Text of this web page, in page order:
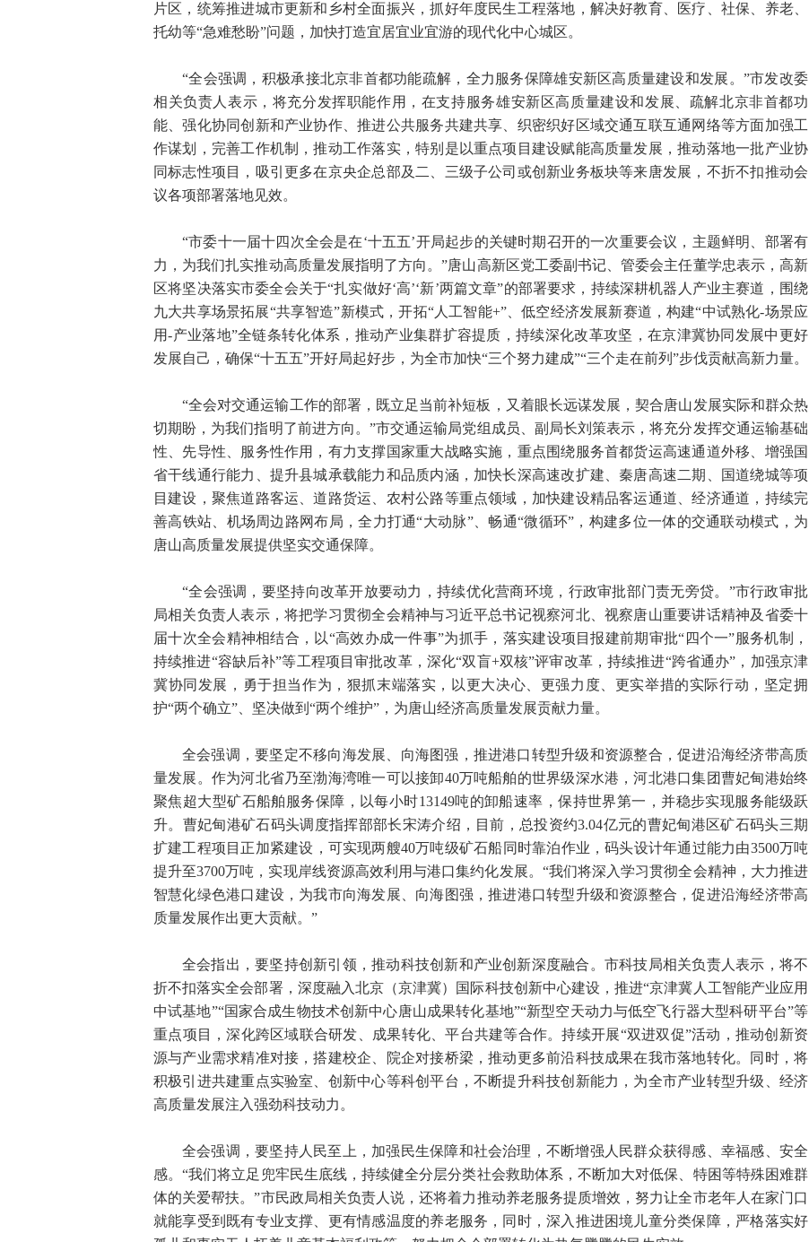
片区，统筹推进城市更新和乡村全面振兴，抓好年度民生工程落地，解决好教育、医疗、社保、养老、
托幼等“急难愁盼”问题，加快打造宜居宜业宜游的现代化中心城区。
“全会强调，积极承接北京非首都功能疏解，全力服务保障雄安新区高质量建设和发展。”市发改委
相关负责人表示，将充分发挥职能作用，在支持服务雄安新区高质量建设和发展、疏解北京非首都功
能、强化协同创新和产业协作、推进公共服务共建共享、织密织好区域交通互联互通网络等方面加强工
作谋划，完善工作机制，推动工作落实，特别是以重点项目建设赋能高质量发展，推动落地一批产业协
同标志性项目，吸引更多在京央企总部及二、三级子公司或创新业务板块等来唐发展，不折不扣推动会
议各项部署落地见效。
“市委十一届十四次全会是在‘十五五’开局起步的关键时期召开的一次重要会议，主题鲜明、部署有
力，为我们扎实推动高质量发展指明了方向。”唐山高新区党工委副书记、管委会主任董学忠表示，高新
区将坚决落实市委全会关于“扎实做好‘高’‘新’两篇文章”的部署要求，持续深耕机器人产业主赛道，围绕
九大共享场景拓展“共享智造”新模式，开拓“人工智能+”、低空经济发展新赛道，构建“中试熟化-场景应
用-产业落地”全链条转化体系，推动产业集群扩容提质，持续深化改革攻坚，在京津冀协同发展中更好
发展自己，确保“十五五”开好局起好步，为全市加快“三个努力建成”“三个走在前列”步伐贡献高新力量。
“全会对交通运输工作的部署，既立足当前补短板，又着眼长远谋发展，契合唐山发展实际和群众热
切期盼，为我们指明了前进方向。”市交通运输局党组成员、副局长刘策表示，将充分发挥交通运输基础
性、先导性、服务性作用，有力支撑国家重大战略实施，重点围绕服务首都货运高速通道外移、增强国
省干线通行能力、提升县城承载能力和品质内涵，加快长深高速改扩建、秦唐高速二期、国道绕城等项
目建设，聚焦道路客运、道路货运、农村公路等重点领域，加快建设精品客运通道、经济通道，持续完
善高铁站、机场周边路网布局，全力打通“大动脉”、畅通“微循环”，构建多位一体的交通联动模式，为
唐山高质量发展提供坚实交通保障。
“全会强调，要坚持向改革开放要动力，持续优化营商环境，行政审批部门责无旁贷。”市行政审批
局相关负责人表示，将把学习贯彻全会精神与习近平总书记视察河北、视察唐山重要讲话精神及省委十
届十次全会精神相结合，以“高效办成一件事”为抓手，落实建设项目报建前期审批“四个一”服务机制，
持续推进“容缺后补”等工程项目审批改革，深化“双盲+双核”评审改革，持续推进“跨省通办”，加强京津
冀协同发展，勇于担当作为，狠抓末端落实，以更大决心、更强力度、更实举措的实际行动，坚定拥
护“两个确立”、坚决做到“两个维护”，为唐山经济高质量发展贡献力量。
全会强调，要坚定不移向海发展、向海图强，推进港口转型升级和资源整合，促进沿海经济带高质
量发展。作为河北省乃至渤海湾唯一可以接卸40万吨船舶的世界级深水港，河北港口集团曹妃甸港始终
聚焦超大型矿石船舶服务保障，以每小时13149吨的卸船速率，保持世界第一，并稳步实现服务能级跃
升。曹妃甸港矿石码头调度指挥部部长宋涛介绍，目前，总投资约3.04亿元的曹妃甸港区矿石码头三期
扩建工程项目正加紧建设，可实现两艘40万吨级矿石船同时靠泊作业，码头设计年通过能力由3500万吨
提升至3700万吨，实现岸线资源高效利用与港口集约化发展。“我们将深入学习贯彻全会精神，大力推进
智慧化绿色港口建设，为我市向海发展、向海图强，推进港口转型升级和资源整合，促进沿海经济带高
质量发展作出更大贡献。”
全会指出，要坚持创新引领，推动科技创新和产业创新深度融合。市科技局相关负责人表示，将不
折不扣落实全会部署，深度融入北京（京津冀）国际科技创新中心建设，推进“京津冀人工智能产业应用
中试基地”“国家合成生物技术创新中心唐山成果转化基地”“新型空天动力与低空飞行器大型科研平台”等
重点项目，深化跨区域联合研发、成果转化、平台共建等合作。持续开展“双进双促”活动，推动创新资
源与产业需求精准对接，搭建校企、院企对接桥梁，推动更多前沿科技成果在我市落地转化。同时，将
积极引进共建重点实验室、创新中心等科创平台，不断提升科技创新能力，为全市产业转型升级、经济
高质量发展注入强劲科技动力。
全会强调，要坚持人民至上，加强民生保障和社会治理，不断增强人民群众获得感、幸福感、安全
感。“我们将立足兜牢民生底线，持续健全分层分类社会救助体系，不断加大对低保、特困等特殊困难群
体的关爱帮扶。”市民政局相关负责人说，还将着力推动养老服务提质增效，努力让全市老年人在家门口
就能享受到既有专业支撑、更有情感温度的养老服务，同时，深入推进困境儿童分类保障，严格落实好